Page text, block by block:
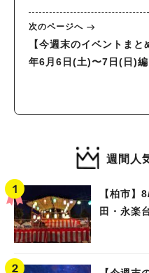
次のページへ
【今週末のイベントま
年6月6日(土)〜7日(日)編
週間人
【柏市】
田・永楽